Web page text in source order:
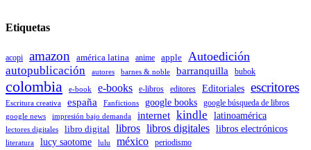
Etiquetas
acopi amazon américa latina anime apple Autoedición
autopublicación autores barnes & noble barranquilla bubok
colombia e-book e-books e-libros editores Editoriales escritores
Escritura creativa españa Fanfictions google books google búsqueda de libros
google news impresión bajo demanda internet kindle latinoamérica
lectores digitales libro digital libros libros digitales libros electrónicos
literatura lucy saotome lulu méxico periodismo